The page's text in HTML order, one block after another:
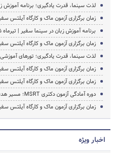
لذت سینما، قدرت یادگیری؛ برنامه آموزش
زمان برگزاری آزمون ماک و کارگاه آیلتس سفیر
برنامه آموزش زبان در سینما سفیر | تیرماه ۱۴۰۵
زمان برگزاری آزمون ماک و کارگاه آیلتس سفیر
لذت سینما، قدرت یادگیری؛ تورهای
زمان برگزاری آزمون ماک و کارگاه آیلتس سفیر
زمان برگزاری آزمون ماک و کارگاه آیلتس سفیر
دوره آمادگی آزمون دکتری MSRT؛ مسیر هدفمند برای کسب نمره زبان دکتری
زمان برگزاری آزمون ماک و کارگاه آیلتس سفیر
اخبار ویژه